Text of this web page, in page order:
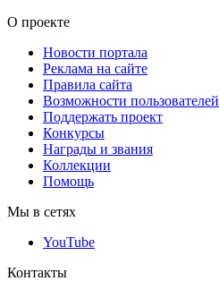
О проекте
Новости портала
Реклама на сайте
Правила сайта
Возможности пользователей
Поддержать проект
Конкурсы
Награды и звания
Коллекции
Помощь
Мы в сетях
YouTube
Контакты